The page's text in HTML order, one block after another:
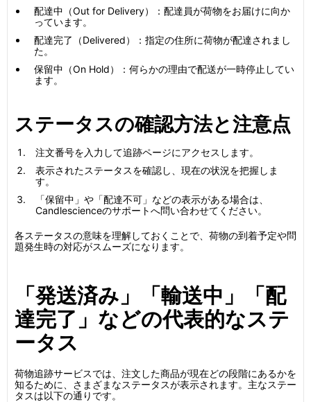
配達中（Out for Delivery）：配達員が荷物をお届けに向か
っています。
配達完了（Delivered）：指定の住所に荷物が配達されまし
た。
保留中（On Hold）：何らかの理由で配送が一時停止してい
ます。
ステータスの確認方法と注意点
注文番号を入力して追跡ページにアクセスします。
表示されたステータスを確認し、現在の状況を把握しま
す。
「保留中」や「配達不可」などの表示がある場合は、
Candlescienceのサポートへ問い合わせてください。
各ステータスの意味を理解しておくことで、荷物の到着予定や問
題発生時の対応がスムーズになります。
「発送済み」「輸送中」「配
達完了」などの代表的なステ
ータス
荷物追跡サービスでは、注文した商品が現在どの段階にあるかを
知るために、さまざまなステータスが表示されます。主なステー
タスは以下の通りです。